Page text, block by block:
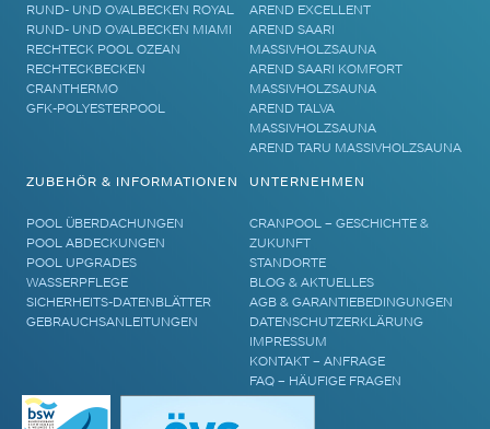
RUND- UND OVALBECKEN ROYAL
RUND- UND OVALBECKEN MIAMI
RECHTECK POOL OZEAN
RECHTECKBECKEN
CRANTHERMO
GFK-POLYESTERPOOL
AREND EXCELLENT
AREND SAARI
MASSIVHOLZSAUNA
AREND SAARI KOMFORT
MASSIVHOLZSAUNA
AREND TALVA
MASSIVHOLZSAUNA
AREND TARU MASSIVHOLZSAUNA
ZUBEHÖR & INFORMATIONEN
POOL ÜBERDACHUNGEN
POOL ABDECKUNGEN
POOL UPGRADES
WASSERPFLEGE
SICHERHEITS-DATENBLÄTTER
GEBRAUCHSANLEITUNGEN
UNTERNEHMEN
CRANPOOL – GESCHICHTE &
ZUKUNFT
STANDORTE
BLOG & AKTUELLES
AGB & GARANTIEBEDINGUNGEN
DATENSCHUTZERKLÄRUNG
IMPRESSUM
KONTAKT – ANFRAGE
FAQ – HÄUFIGE FRAGEN